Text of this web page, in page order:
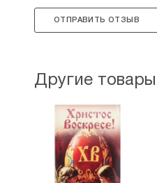
ОТПРАВИТЬ ОТЗЫВ
Другие